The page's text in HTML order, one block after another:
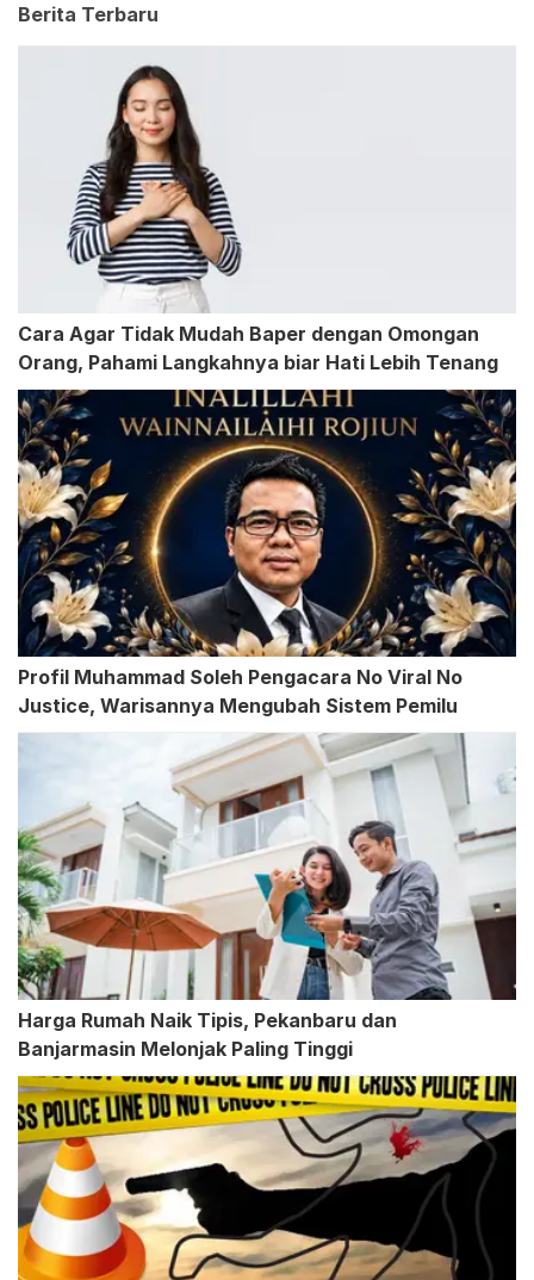
Berita Terbaru
Cara Agar Tidak Mudah Baper dengan Omongan
Orang, Pahami Langkahnya biar Hati Lebih Tenang
Profil Muhammad Soleh Pengacara No Viral No
Justice, Warisannya Mengubah Sistem Pemilu
Harga Rumah Naik Tipis, Pekanbaru dan
Banjarmasin Melonjak Paling Tinggi